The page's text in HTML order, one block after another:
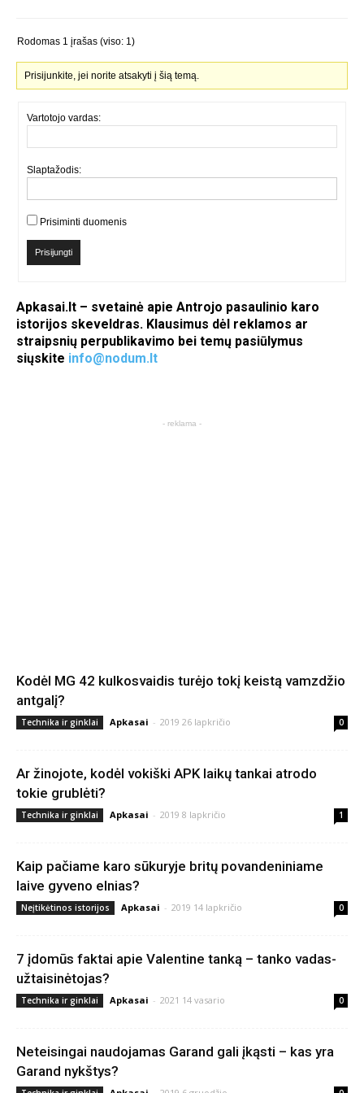
Rodomas 1 įrašas (viso: 1)
Prisijunkite, jei norite atsakyti į šią temą.
Vartotojo vardas:
Slaptažodis:
Prisiminti duomenis
Prisijungti
Apkasai.lt – svetainė apie Antrojo pasaulinio karo
istorijos skeveldras. Klausimus dėl reklamos ar
straipsnių perpublikavimo bei temų pasiūlymus
siųskite info@nodum.lt
- reklama -
Kodėl MG 42 kulkosvaidis turėjo tokį keistą vamzdžio
antgalį?
Technika ir ginklai Apkasai - 2019 26 lapkričio 0
Ar žinojote, kodėl vokiški APK laikų tankai atrodo
tokie grublėti?
Technika ir ginklai Apkasai - 2019 8 lapkričio 1
Kaip pačiame karo sūkuryje britų povandeniniame
laive gyveno elnias?
Neįtikėtinos istorijos Apkasai - 2019 14 lapkričio 0
7 įdomūs faktai apie Valentine tanką – tanko vadas-
užtaisinėtojas?
Technika ir ginklai Apkasai - 2021 14 vasario 0
Neteisingai naudojamas Garand gali įkąsti – kas yra
Garand nykštys?